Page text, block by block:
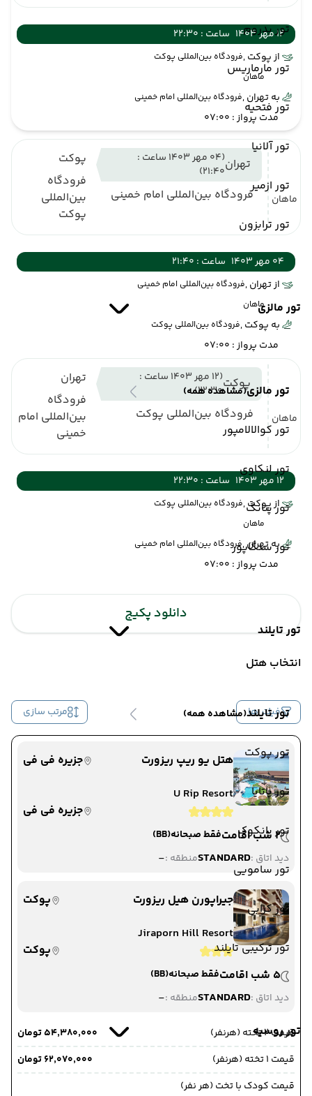
تور بدروم
تور مارماریس
تور فتحیه
تور آلانیا
تور ازمیر
تور ترابزون
تور مالزی
تور مالزی(مشاهده همه)
تور کوالالامپور
تور لنکاوی
تور پنانگ
تور سنگاپور
تور تایلند
تور تایلند(مشاهده همه)
تور پوکت
تور پاتایا
تور بانکوک
تور سامویی
تور کرابی
تور ترکیبی تایلند
تور روسیه
12 مهر 1403
ساعت : 22:30
از پوکت ,فرودگاه بین‌المللی پوکت
ماهان
به تهران ,فرودگاه بین‌المللی امام خمینی
مدت پرواز : 07:00
ماهان
تهران
(04 مهر 1403 ساعت :
21:40)
فرودگاه بین‌المللی امام خمینی
پوکت
فرودگاه
بین‌المللی
پوکت
04 مهر 1403
ساعت : 21:40
از تهران ,فرودگاه بین‌المللی امام خمینی
ماهان
به پوکت ,فرودگاه بین‌المللی پوکت
مدت پرواز : 07:00
ماهان
پوکت
(12 مهر 1403 ساعت :
22:30)
فرودگاه بین‌المللی پوکت
تهران
فرودگاه
بین‌المللی امام
خمینی
12 مهر 1403
ساعت : 22:30
از پوکت ,فرودگاه بین‌المللی پوکت
ماهان
به تهران ,فرودگاه بین‌المللی امام خمینی
مدت پرواز : 07:00
دانلود پکیج
انتخاب هتل
فیلتر ها مرتب سازی
هتل یو ریپ ریزورت
جزیره فی فی
U Rip Resort
جزیره فی فی
2 شب اقامت
فقط صبحانه(BB)
دید اتاق :STANDARDمنطقه :-
جیراپورن هیل ریزورت
پوکت
Jiraporn Hill Resort
پوکت
5 شب اقامت
فقط صبحانه(BB)
دید اتاق :STANDARDمنطقه :-
قیمت 2 تخته (هرنفر)
۵۴٬۳۸۰٬۰۰۰ تومان
قیمت 1 تخته (هرنفر)
۶۲٬۰۷۰٬۰۰۰ تومان
قیمت کودک با تخت (هر نفر)